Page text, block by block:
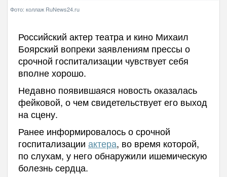
Фото: коллаж RuNews24.ru
Российский актер театра и кино Михаил
Боярский вопреки заявлениям прессы о
срочной госпитализации чувствует себя
вполне хорошо.
Недавно появившаяся новость оказалась
фейковой, о чем свидетельствует его выход
на сцену.
Ранее информировалось о срочной
госпитализации актера, во время которой,
по слухам, у него обнаружили ишемическую
болезнь сердца.